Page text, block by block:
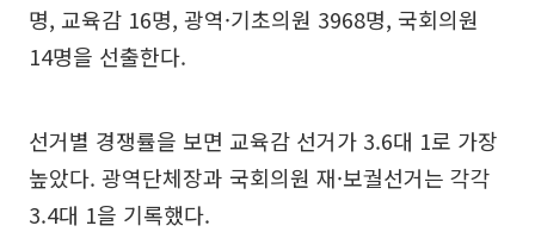
명, 교육감 16명, 광역·기초의원 3968명, 국회의원
14명을 선출한다.
선거별 경쟁률을 보면 교육감 선거가 3.6대 1로 가장
높았다. 광역단체장과 국회의원 재·보궐선거는 각각
3.4대 1을 기록했다.